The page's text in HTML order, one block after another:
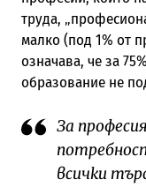
труда,
малко (под 1% от
означава, че за
образование не
За
всички